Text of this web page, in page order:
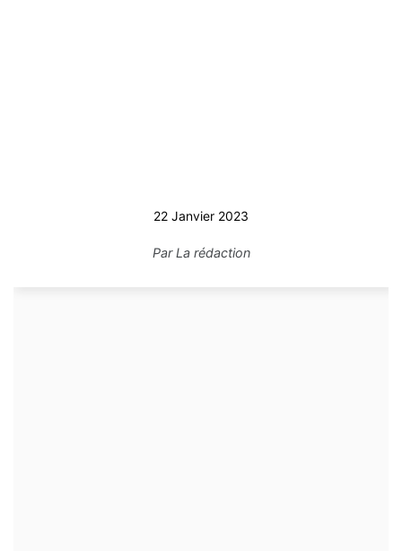
22 Janvier 2023
ParLa rédaction